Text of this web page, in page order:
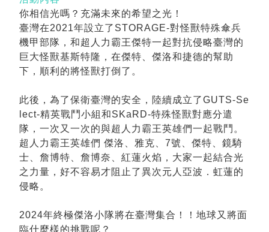
你相信光嗎？充滿未來的希望之光！
臺灣在2021年設立了STORAGE-對怪獸特殊傘兵
機甲部隊，和超人力霸王傑特一起對抗侵略臺灣的
巨大怪獸基斯特隆，在傑特、傑洛和捷德的幫助
下，順利的將怪獸打倒了。
此後，為了保衛臺灣的安全，陸續成立了GUTS-Se
lect-精英戰鬥小組和SKaRD-特殊怪獸對應分遣
隊，一次又一次的與超人力霸王英雄們一起戰鬥。
超人力霸王英雄們 傑洛、雅克、7號、傑特、鏡騎
士、詹博特、詹博奈、紅蓮火焰，大家一起結合光
之力量，好不容易才阻止了異次元人亞波．虹蓮的
侵略。
2024年終極傑洛小隊將在臺灣集合！！地球又將面
臨什麼樣的挑戰呢？